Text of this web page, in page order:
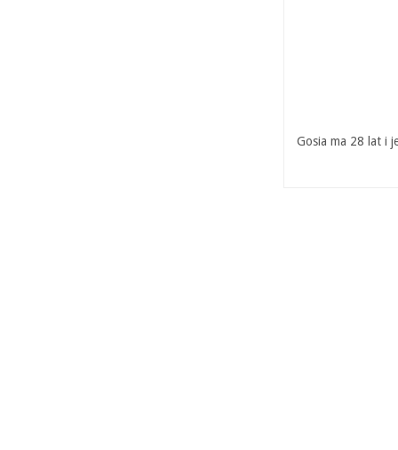
Gosia ma 28 lat i